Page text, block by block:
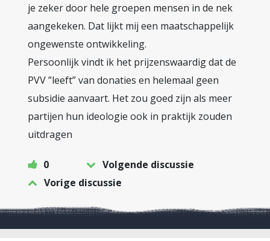
je zeker door hele groepen mensen in de nek
aangekeken. Dat lijkt mij een maatschappelijk
ongewenste ontwikkeling.
Persoonlijk vindt ik het prijzenswaardig dat de
PVV ”leeft” van donaties en helemaal geen
subsidie aanvaart. Het zou goed zijn als meer
partijen hun ideologie ook in praktijk zouden
uitdragen
0
Volgende discussie
Vorige discussie